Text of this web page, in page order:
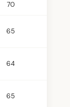
70
65
64
65